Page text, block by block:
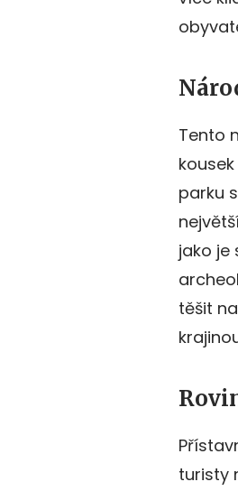
Tento
parku
jako je
těšit
turisty